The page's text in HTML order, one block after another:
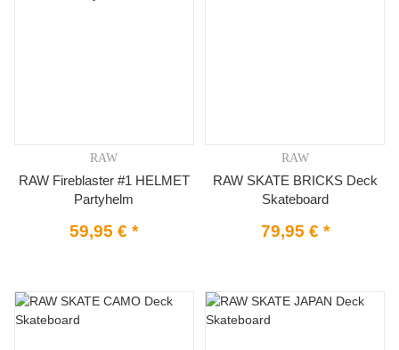
RAW
RAW Fireblaster #1 HELMET
Partyhelm
59,95 €*
RAW
RAW SKATE BRICKS Deck
Skateboard
79,95 € *